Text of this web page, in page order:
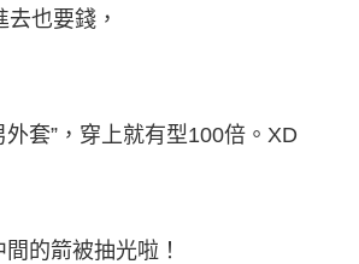
也要錢，
套”，穿上就有型100倍。XD
的箭被抽光啦！